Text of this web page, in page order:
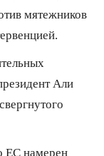
мятежников
Али
ЕС намерен